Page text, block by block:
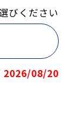
びください
2026/08/20